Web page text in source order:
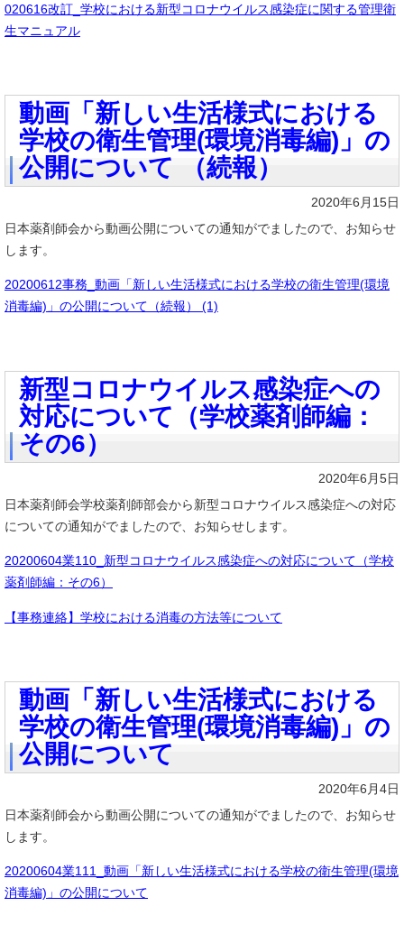
020616改訂_学校における新型コロナウイルス感染症に関する管理衛
生マニュアル
動画「新しい生活様式における
学校の衛生管理(環境消毒編)」の
公開について （続報）
2020年6月15日
日本薬剤師会から動画公開についての通知がでましたので、お知らせ
します。
20200612事務_動画「新しい生活様式における学校の衛生管理(環境
消毒編)」の公開について（続報） (1)
新型コロナウイルス感染症への
対応について（学校薬剤師編：
その6）
2020年6月5日
日本薬剤師会学校薬剤師部会から新型コロナウイルス感染症への対応
についての通知がでましたので、お知らせします。
20200604業110_新型コロナウイルス感染症への対応について（学校
薬剤師編：その6）
【事務連絡】学校における消毒の方法等について
動画「新しい生活様式における
学校の衛生管理(環境消毒編)」の
公開について
2020年6月4日
日本薬剤師会から動画公開についての通知がでましたので、お知らせ
します。
20200604業111_動画「新しい生活様式における学校の衛生管理(環境
消毒編)」の公開について